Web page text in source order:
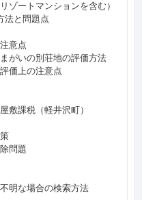
ゾートマンションを含む）
法と問題点
意点
がいの別荘地の評価方法
価上の注意点
敷課税（軽井沢町）
問題
明な場合の検索方法